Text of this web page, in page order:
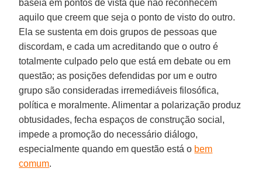
baseia em pontos de vista que não reconhecem
aquilo que creem que seja o ponto de visto do outro.
Ela se sustenta em dois grupos de pessoas que
discordam, e cada um acreditando que o outro é
totalmente culpado pelo que está em debate ou em
questão; as posições defendidas por um e outro
grupo são consideradas irremediáveis filosófica,
política e moralmente. Alimentar a polarização produz
obtusidades, fecha espaços de construção social,
impede a promoção do necessário diálogo,
especialmente quando em questão está o bem
comum.